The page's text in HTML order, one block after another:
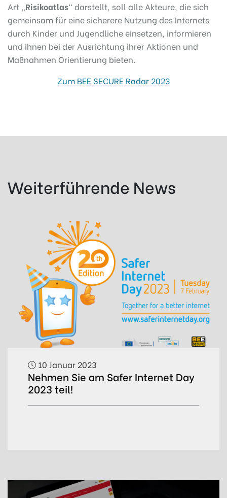
Art „Risikoatlas“ darstellt, soll alle Akteure, die sich
gemeinsam für eine sicherere Nutzung des Internets
durch Kinder und Jugendliche einsetzen, informieren
und ihnen bei der Ausrichtung ihrer Aktionen und
Maßnahmen Orientierung bieten.
Zum BEE SECURE Radar 2023
Weiterführende News
10 Januar 2023
Nehmen Sie am Safer Internet Day
2023 teil!